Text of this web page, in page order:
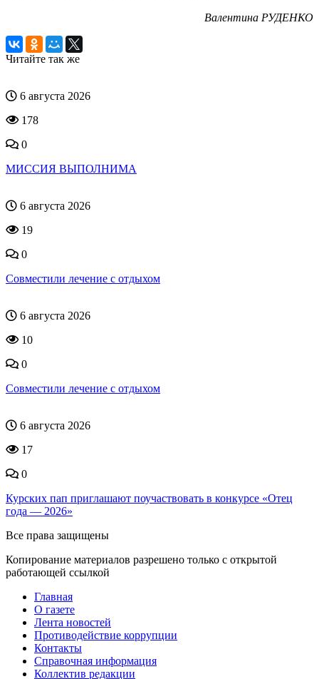
Валентина РУДЕНКО
Читайте так же
6 августа 2026
178
0
МИССИЯ ВЫПОЛНИМА
6 августа 2026
19
0
Совместили лечение с отдыхом
6 августа 2026
10
0
Совместили лечение с отдыхом
6 августа 2026
17
0
Курских пап приглашают поучаствовать в конкурсе «Отец
года — 2026»
Все права защищены
Копирование материалов разрешено только с открытой
работающей ссылкой
Главная
О газете
Лента новостей
Противодействие коррупции
Контакты
Справочная информация
Коллектив редакции